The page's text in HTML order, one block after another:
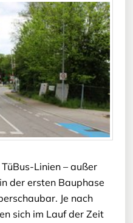
Linien – außer
der ersten Bauphase
Je nach
sich im Lauf der Zeit